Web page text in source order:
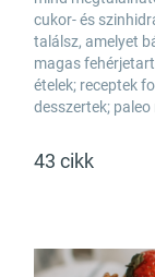
43 cikk
cukor- és
találsz, amelyet
magas
ételek; receptek
desszertek; paleo